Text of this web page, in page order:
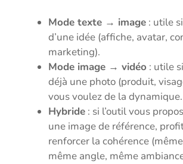
Mode texte → image : utile
d’une idée (affiche, avatar,
marketing).
Mode image → vidéo : utile
déjà une photo (produit,
vous voulez de la dynamique.
Hybride : si l’outil vous
une image de référence,
renforcer la cohérence
même angle, même